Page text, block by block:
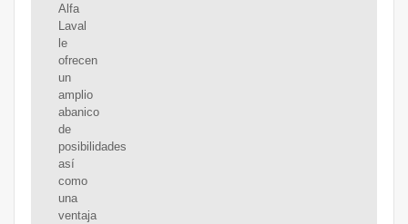
Alfa
Laval
le
ofrecen
un
amplio
abanico
de
posibilidades
así
como
una
ventaja